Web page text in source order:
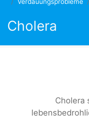
Cholera
Cholera